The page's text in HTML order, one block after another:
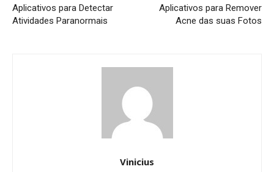
Aplicativos para Detectar
Atividades Paranormais
Aplicativos para Remover
Acne das suas Fotos
Vinicius